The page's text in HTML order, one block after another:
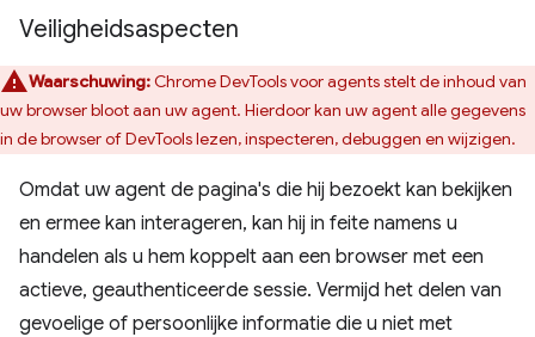
Veiligheidsaspecten
Waarschuwing:Chrome DevTools voor agents stelt de inhoud van
uw browser bloot aan uw agent. Hierdoor kan uw agent alle gegevens
in de browser of DevTools lezen, inspecteren, debuggen en wijzigen.
Omdat uw agent de pagina's die hij bezoekt kan bekijken
en ermee kan interageren, kan hij in feite namens u
handelen als u hem koppelt aan een browser met een
actieve, geauthenticeerde sessie. Vermijd het delen van
gevoelige of persoonlijke informatie die u niet met